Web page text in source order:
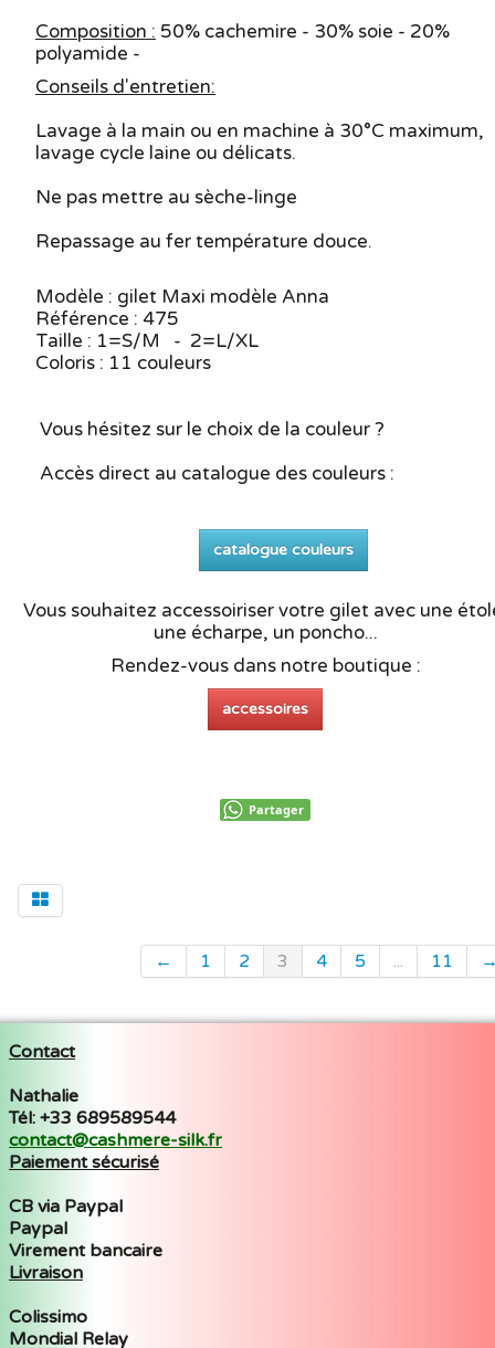
Composition : 50% cachemire - 30% soie - 20%
polyamide -
Conseils d'entretien:
Lavage à la main ou en machine à 30°C maximum,
lavage cycle laine ou délicats.
Ne pas mettre au sèche-linge
Repassage au fer température douce.
Modèle : gilet Maxi modèle Anna
Référence : 475
Taille : 1=S/M - 2=L/XL
Coloris : 11 couleurs
Vous hésitez sur le choix de la couleur ?
Accès direct au catalogue des couleurs :
catalogue couleurs
Vous souhaitez accessoiriser votre gilet avec une
une écharpe, un poncho...
Rendez-vous dans notre boutique :
accessoires
Partager
← 1 2 3 4 5 ... 11
Contact
Nathalie
Tél: +33 689589544
contact@cashmere-silk.fr
Paiement sécurisé
CB via Paypal
Paypal
Virement bancaire
Livraison
Colissimo
Mondial Relay